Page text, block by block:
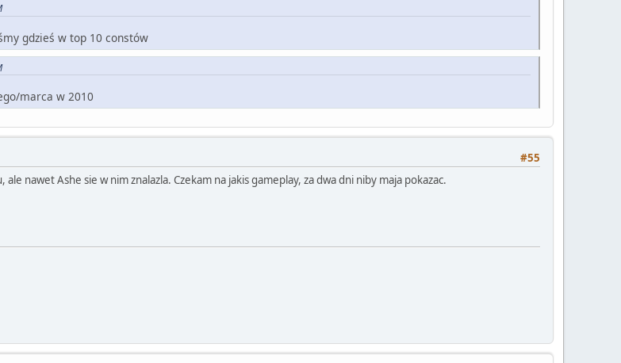
gdzieś w top 10 constów
marca w 2010
#55
ale nawet Ashe sie w nim znalazla. Czekam na jakis gameplay, za dwa dni niby maja pokazac.